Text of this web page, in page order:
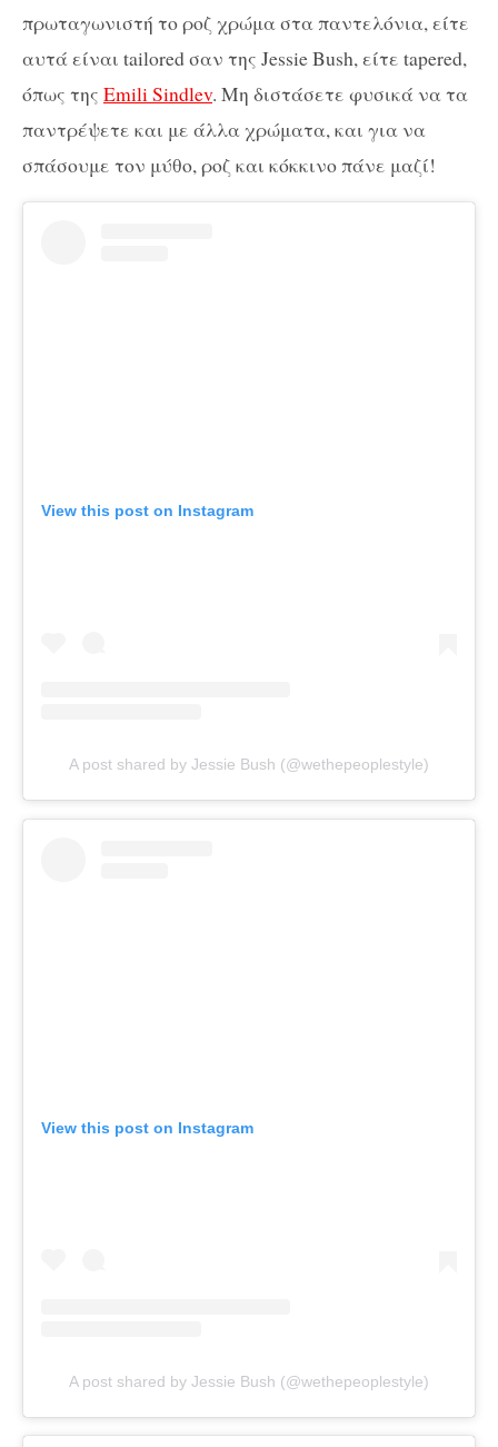
πρωταγωνιστή το ροζ χρώμα στα παντελόνια, είτε
αυτά είναι tailored σαν της Jessie Bush, είτε tapered,
όπως της Emili Sindlev. Μη διστάσετε φυσικά να τα
παντρέψετε και με άλλα χρώματα, και για να
σπάσουμε τον μύθο, ροζ και κόκκινο πάνε μαζί!
View this post on Instagram
A post shared by Jessie Bush (@wethepeoplestyle)
View this post on Instagram
A post shared by Jessie Bush (@wethepeoplestyle)